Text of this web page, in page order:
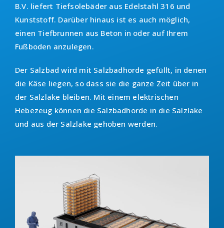
B.V. liefert Tiefsolebäder aus Edelstahl 316 und
Kunststoff. Darüber hinaus ist es auch möglich,
einen Tiefbrunnen aus Beton in oder auf Ihrem
Fußboden anzulegen.
Der Salzbad wird mit Salzbadhorde gefüllt, in denen
die Käse liegen, so dass sie die ganze Zeit über in
der Salzlake bleiben. Mit einem elektrischen
Hebezeug können die Salzbadhorde in die Salzlake
und aus der Salzlake gehoben werden.